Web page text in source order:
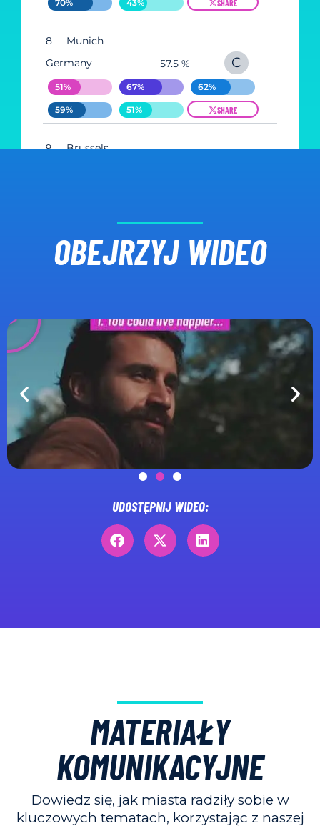
OBEJRZYJ WIDEO
UDOSTĘPNIJ WIDEO:
MATERIAŁY
KOMUNIKACYJNE
Dowiedz się, jak miasta radziły sobie w
kluczowych tematach, korzystając z naszej